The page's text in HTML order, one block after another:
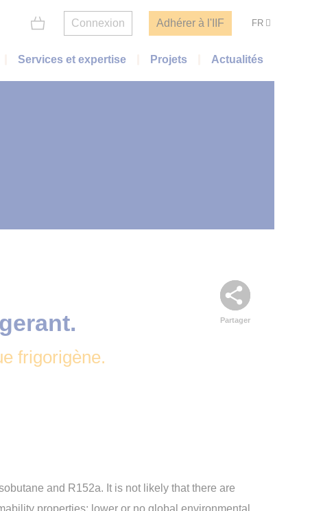
Connexion Adhérer à l'IIF FR
Services et expertise Projets Actualités
Partager
frigorigène.
and R152a. It is not likely that there are
properties; lower or no global environmental